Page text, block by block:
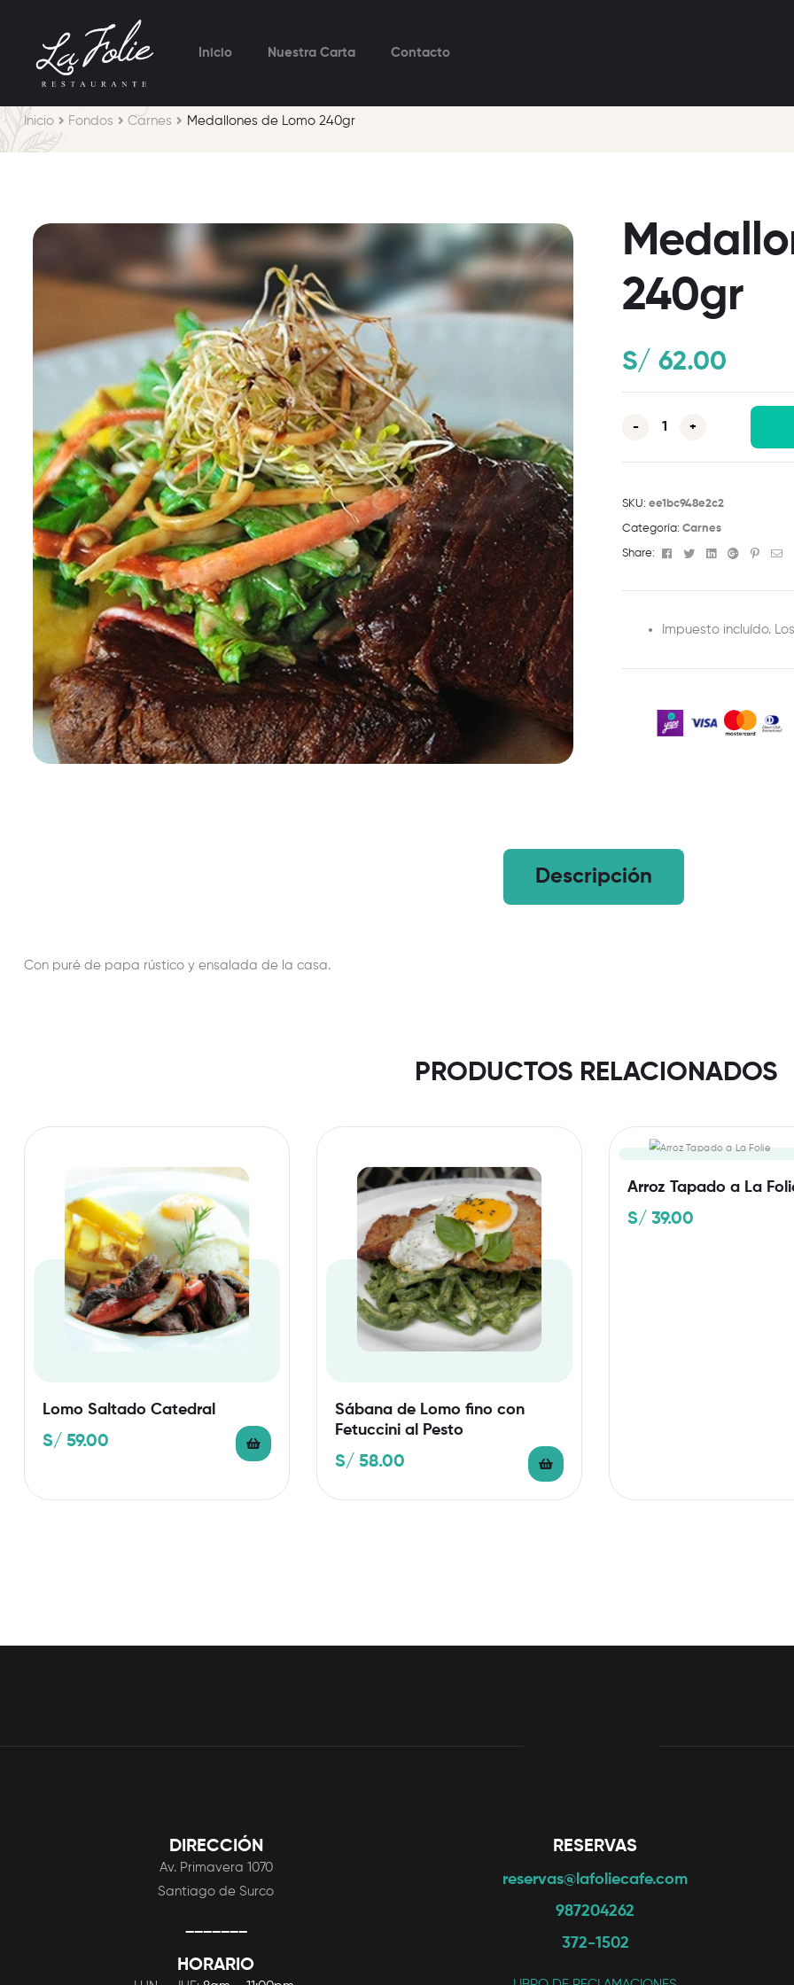
Inicio Nuestra Carta Contacto
Inicio Fondos Carnes Medallones de Lomo 240gr
240gr
S/ 62.00
- +
SKU: ee1bc948e2c2
Categoría: Carnes
Share: Facebook
TwitterLinkedinGoogle+
Impuesto incluído.
Descripción
Con puré de papa rústico y ensalada de la casa.
PRODUCTOS RELACIONADOS
Lomo Saltado Catedral
S/ 59.00
Sábana de Lomo fino con
Fetuccini al Pesto
S/ 58.00
Arroz Tapado a La
S/ 39.00
DIRECCIÓN
Av. Primavera 1070
Santiago de Surco
HORARIO
RESERVAS
reservas@lafoliecafe.com
987204262
372-1502